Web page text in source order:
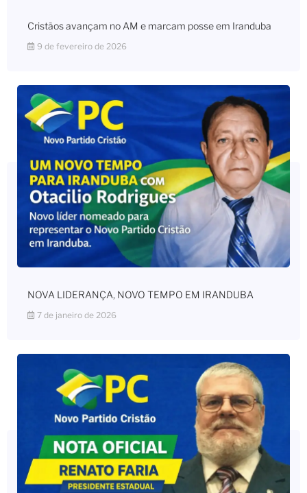
Cristãos avançam no AM e marcam posse em Iranduba
9 de fevereiro de 2026
NOVA LIDERANÇA, NOVO TEMPO EM IRANDUBA
7 de janeiro de 2026